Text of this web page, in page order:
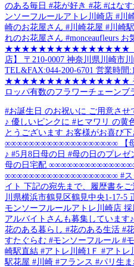
のある毎日 #花が好き #花 #はな
ンソーフルールアトレ川崎店 #川
崎のお花屋さん #川崎花屋 #川崎
れのお花屋さん #monceaufleurs お
★★★★★★★★★★★★★★★ 【モ
店】 〒210-0007 神奈川県川崎市
TEL&FAX:044-200-6701 営業時間
★★★★★★★★★★★★★★★ モンソ
ロッパ有数のフラワーチェーンブ
#お誕生日 のお祝いに ご用意させ
♪ 優しいピンクに #ヒマワリ の黄
とうございます お客様がお喜び
∞∞∞∞∞∞∞∞∞∞∞∞∞∞∞∞∞∞∞ 【母
♪ #5月8日母の日 #母の日のプレ
母の日宅配
∞∞∞∞∞∞∞∞∞∞∞∞∞∞∞∞∞∞∞ #スタ
イト 下記の宛先まで、履歴書を
川県横浜市鶴見区鶴見中央1-17-5
モンソーフルールアトレ川崎店
アルバイトさんも募集してい
花のある暮らし #花のある生活 #
すたぐらむ #モンソーフルール #
崎駅直結 #アトレ川崎1Ｆ #アト
駅花屋 #川崎 #フランス #パリ生